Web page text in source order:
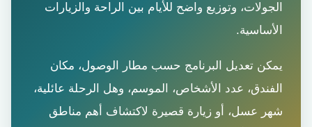
الجولات، وتوزيع واضح للأيام بين الراحة والزيارات
الأساسية.
يمكن تعديل البرنامج حسب مطار الوصول، مكان
الفندق، عدد الأشخاص، الموسم، وهل الرحلة عائلية،
شهر عسل، أو زيارة قصيرة لاكتشاف أهم مناطق